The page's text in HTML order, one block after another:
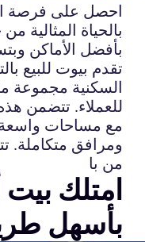
احصل على فرصة
بالحياة المثالية
بأفضل الأماكن
تقدم بيوت للبيع
السكنية مجموعة
للعملاء. تتضمن
مع مساحات
ومرافق متكاملة.
من با
امتلك بيت
بأسهل